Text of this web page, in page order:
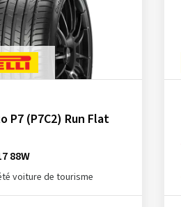
P7 (P7C2) Run Flat
88W
voiture de tourisme